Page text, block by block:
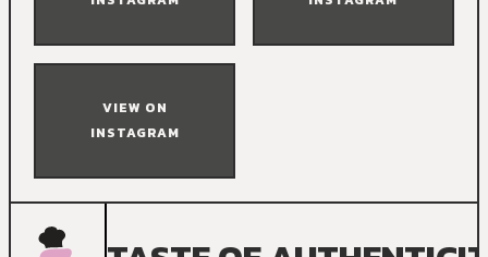
VIEW ON
INSTAGRAM